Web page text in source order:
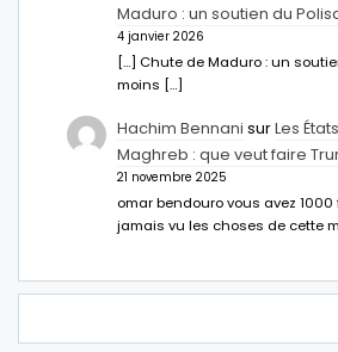
Maduro : un soutien du
4 janvier 2026
[…] Chute de Maduro : un
moins […]
Hachim Bennani surLes
Maghreb : que veut faire
21 novembre 2025
omar bendouro vous avez
jamais vu les choses de cette